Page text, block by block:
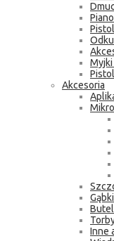
Akcesoria
Inne